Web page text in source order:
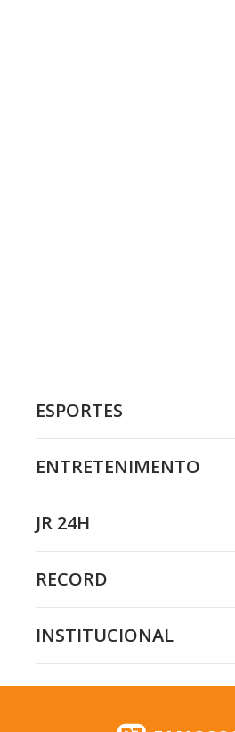
ESPORTES
ENTRETENIMENTO
JR 24H
RECORD
INSTITUCIONAL